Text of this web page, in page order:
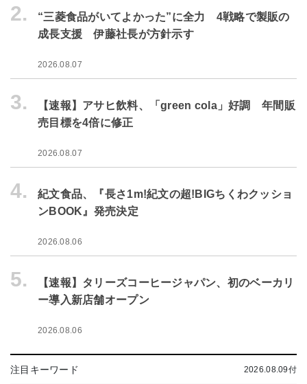
2.
“三菱食品がいてよかった”に全力 4戦略で製販の
成長支援 伊藤社長が方針示す
2026.08.07
3.
【速報】アサヒ飲料、「green cola」好調 年間販
売目標を4倍に修正
2026.08.07
4.
紀文食品、『長さ1m!紀文の超!BIGちくわクッショ
ンBOOK』発売決定
2026.08.06
5.
【速報】タリーズコーヒージャパン、初のベーカリ
ー導入新店舗オープン
2026.08.06
注目キーワード 2026.08.09付